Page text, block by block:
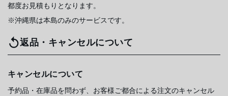
都度お見積もりとなります。
※沖縄県は本島のみのサービスです。
返品・キャンセルについて
キャンセルについて
予約品・在庫品を問わず、お客様ご都合による注文のキャンセル